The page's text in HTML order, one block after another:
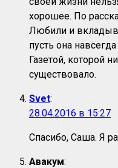
хорошее. По
Любили и
пусть она
Газетой, которой
существовало.
Svet:
28.04.2016 в 15:27
Спасибо, Саша. Я
Авакум: